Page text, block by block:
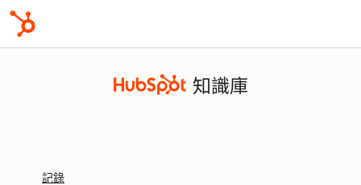
知識庫
記錄